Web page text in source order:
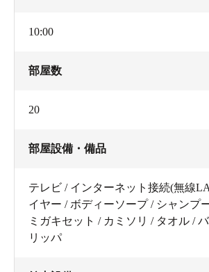
10:00
部屋数
20
部屋設備・備品
テレビ / インターネット接続(無線
イヤー / ボディーソープ / シャンプ
ミガキセット / カミソリ / タオル /
リッパ